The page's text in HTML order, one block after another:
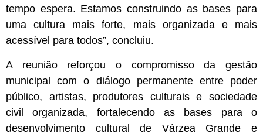
tempo espera. Estamos construindo as bases para
uma cultura mais forte, mais organizada e mais
acessível para todos”, concluiu.
A reunião reforçou o compromisso da gestão
municipal com o diálogo permanente entre poder
público, artistas, produtores culturais e sociedade
civil organizada, fortalecendo as bases para o
desenvolvimento cultural de Várzea Grande e